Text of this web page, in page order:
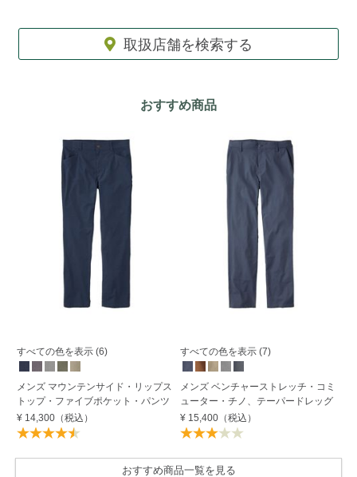
取扱店舗を検索する
おすすめ商品
すべての色を表示 (6)
メンズ マウンテンサイド・リップス
トップ・ファイブポケット・パンツ
¥ 14,300（税込）
すべての色を表示 (7)
メンズ ベンチャーストレッチ・コミ
ューター・チノ、テーパードレッグ
¥ 15,400 （税込）
おすすめ商品一覧を見る